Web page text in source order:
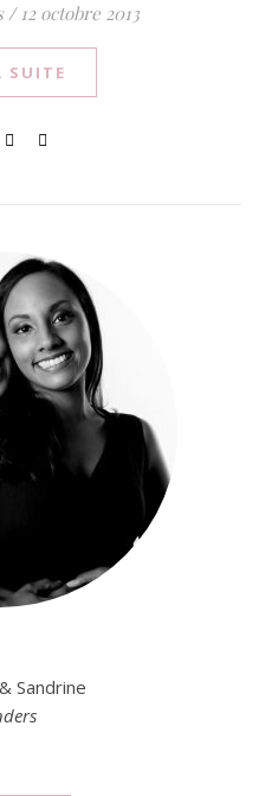
/ 12 octobre 2013
SUITE
Sandrine